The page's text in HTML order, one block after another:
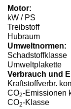
Motor:
kW / PS
Treibstoff
Hubraum
Umweltnormen:
Schadstoffklasse
Umweltplakette
Verbrauch und
Kraftstoffverbr.
CO2-Emissionen
CO2-Klasse